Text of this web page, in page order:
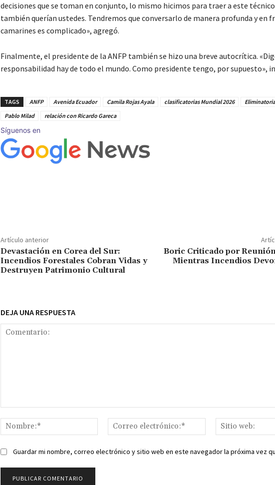
decisiones que se toman en conjunto, lo mismo hicimos para traer a este
también querían ustedes. Tendremos que conversarlo de manera profunda y en
camarines es complicado», agregó.
Finalmente, el presidente de la ANFP también se hizo una breve autocrítica.
responsabilidad hay de todo el mundo. Como presidente tengo, por supuesto»,
TAGS ANFP Avenida Ecuador Camila Rojas Ayala clasificatorias Mundial 2026
Pablo Milad
relación con Ricardo Gareca
Síguenos en
Artículo anterior
Devastación en Corea del Sur:
Incendios Forestales Cobran Vidas y
Destruyen Patrimonio Cultural
Boric Criticado por
Mientras Incendios
DEJA UNA RESPUESTA
Nombre:*
Correo
electrónico:*
Guardar mi nombre, correo electrónico y sitio web en este navegador la próxima vez